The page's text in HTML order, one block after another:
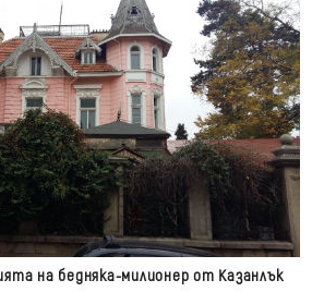
на бедняка-милионер от Казанлък